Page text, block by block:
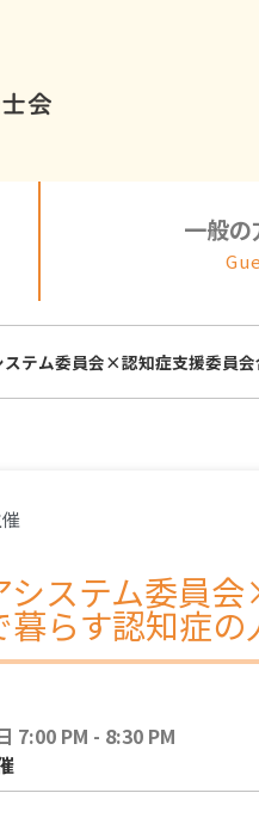
一般の
ステム委員会×認知症支援委員
システム委員
らす認知症
7:00 PM - 8:30 PM